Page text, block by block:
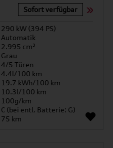
Sofort verfügbar
290 kW (394 PS)
Automatik
2.995 cm³
Grau
4/5 Türen
4.4l/100 km
19.7 kWh/100 km
10.3l/100 km
100g/km
C (bei entl. Batterie: G)
75 km